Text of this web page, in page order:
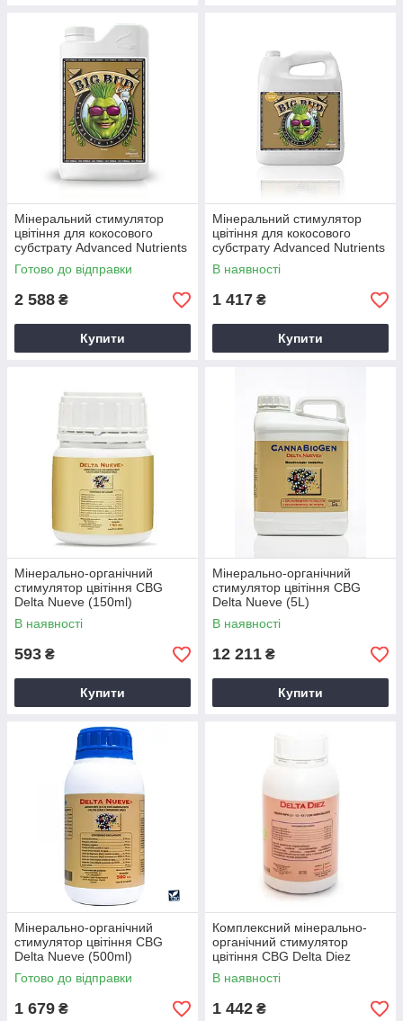
Мінеральний стимулятор
цвітіння для кокосового
субстрату Advanced Nutrients
Big Bud Coco (1L)
Готово до відправки
2 588 ₴
Купити
Мінеральний стимулятор
цвітіння для кокосового
субстрату Advanced Nutrients
Big Bud Coco (500ml)
В наявності
1 417 ₴
Купити
Мінерально-органічний
стимулятор цвітіння CBG
Delta Nueve (150ml)
В наявності
593 ₴
Купити
Мінерально-органічний
стимулятор цвітіння CBG
Delta Nueve (5L)
В наявності
12 211 ₴
Купити
Мінерально-органічний
стимулятор цвітіння CBG
Delta Nueve (500ml)
Готово до відправки
1 679 ₴
Комплексний мінерально-
органічний стимулятор
цвітіння CBG Delta Diez
(500ml)
В наявності
1 442 ₴